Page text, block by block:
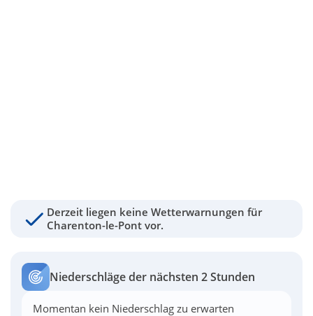
Derzeit liegen keine Wetterwarnungen für
Charenton-le-Pont vor.
Niederschläge der nächsten 2 Stunden
Momentan kein Niederschlag zu erwarten